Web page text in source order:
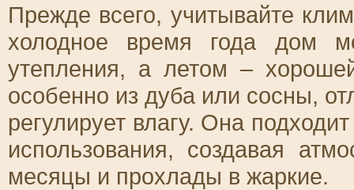
Прежде всего, учитывайте
холодное время года дом
утепления, а летом –
особенно из дуба или сосны,
регулирует влагу. Она
использования, создавая
месяцы и прохлады в жаркие.